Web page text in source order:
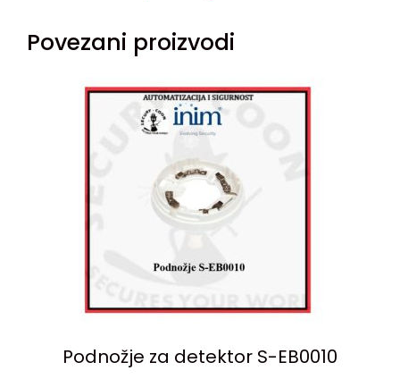
Povezani proizvodi
Podnožje za detektor S-EB0010